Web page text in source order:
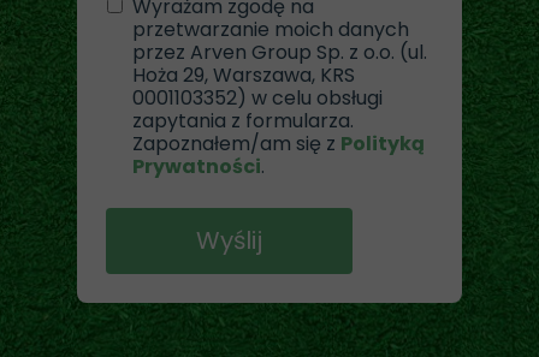
Wyrażam zgodę na
przetwarzanie moich danych
przez Arven Group Sp. z o.o. (ul.
Hoża 29, Warszawa, KRS
0001103352) w celu obsługi
zapytania z formularza.
Zapoznałem/am się z Polityką
Prywatności.
Wyślij